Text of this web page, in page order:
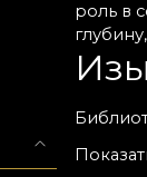
роль в